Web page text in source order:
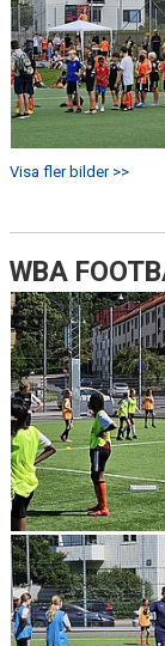
Visa fler bilder >>
WBA